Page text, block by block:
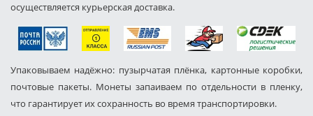
осуществляется курьерская доставка.
Упаковываем надёжно: пузырчатая плёнка, картонные коробки,
почтовые пакеты. Монеты запаиваем по отдельности в пленку,
что гарантирует их сохранность во время транспортировки.